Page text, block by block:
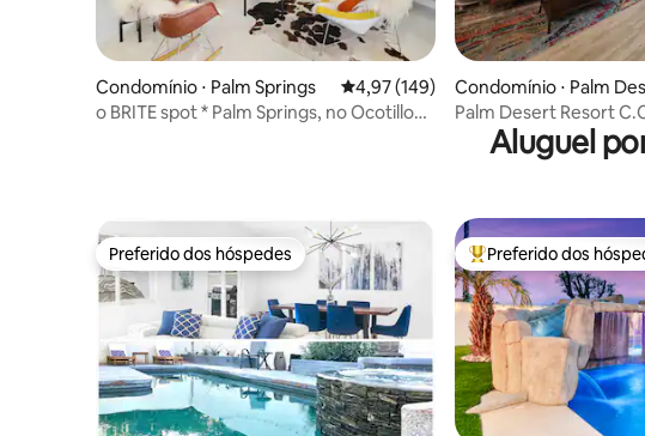
Condomínio ⋅ Palm Springs 4,97 de uma avaliação média de 5,
4,97 (149)
o BRITE spot * Palm Springs, no Ocotillo
Condomínio ⋅ Palm
Palm Desert Resort
vista para a montanha
Aluguel
Preferido dos hóspedes
Preferido dos hóspedes Entre os melhores
Preferido dos